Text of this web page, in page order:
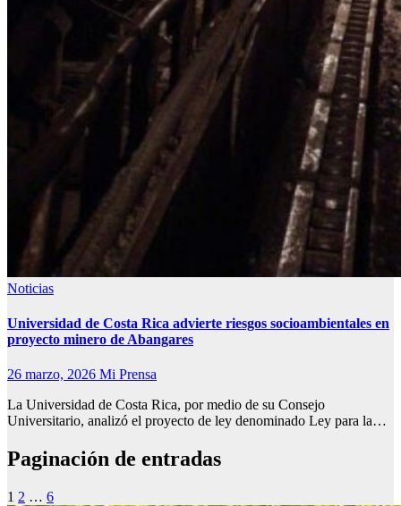
Noticias
Universidad de Costa Rica advierte riesgos socioambientales en
proyecto minero de Abangares
26 marzo, 2026 Mi Prensa
La Universidad de Costa Rica, por medio de su Consejo
Universitario, analizó el proyecto de ley denominado Ley para la…
Paginación de entradas
1 2 … 6